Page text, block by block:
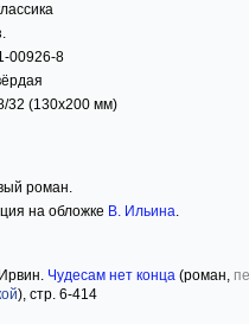
00926-8
32 (130x200 мм)
роман.
на обложке В. Ильина.
Чудесам нет конца (роман,
), стр. 6-414